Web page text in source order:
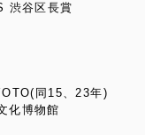
渋谷区長賞
同15、23年)
化博物館